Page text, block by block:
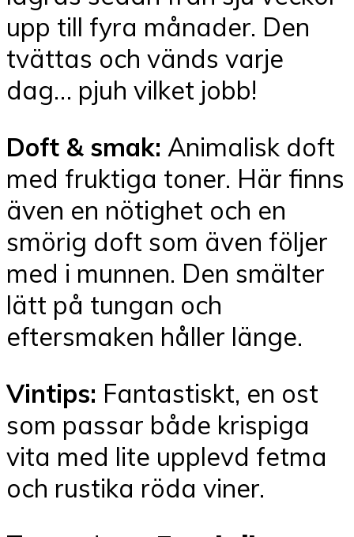
upp till fyra månader. Den
tvättas och vänds varje
dag… pjuh vilket jobb!
Doft & smak: Animalisk doft
med fruktiga toner. Här finns
även en nötighet och en
smörig doft som även följer
med i munnen. Den smälter
lätt på tungan och
eftersmaken håller länge.
Vintips: Fantastiskt, en ost
som passar både krispiga
vita med lite upplevd fetma
och rustika röda viner.